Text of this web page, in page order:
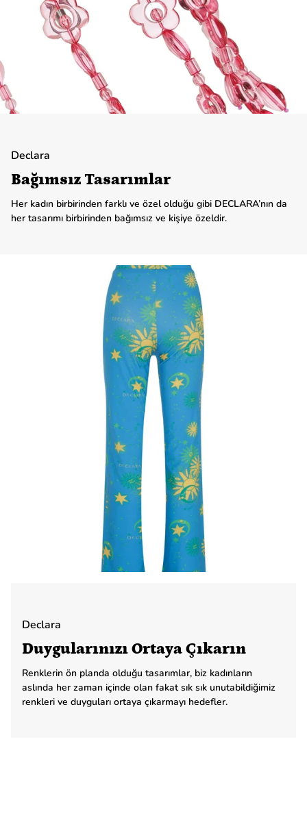
Declara
Bağımsız Tasarımlar
Her kadın birbirinden farklı ve özel olduğu gibi DECLARA’nın da
her tasarımı birbirinden bağımsız ve kişiye özeldir.
Declara
Duygularınızı Ortaya Çıkarın
Renklerin ön planda olduğu tasarımlar, biz kadınların
aslında her zaman içinde olan fakat sık sık unutabildiğimiz
renkleri ve duyguları ortaya çıkarmayı hedefler.